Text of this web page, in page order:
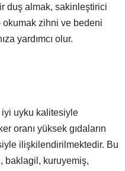
duş almak, sakinleştirici
zihni ve bedeni
yardımcı olur.
iyi uyku kalitesiyle
oranı yüksek gıdaların
ilişkilendirilmektedir. Bu
baklagil, kuruyemiş,